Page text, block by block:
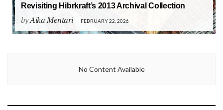
Revisiting Hibrkraft’s 2013 Archival Collection
byAika Mentari FEBRUARY 22, 2026
No Content Available